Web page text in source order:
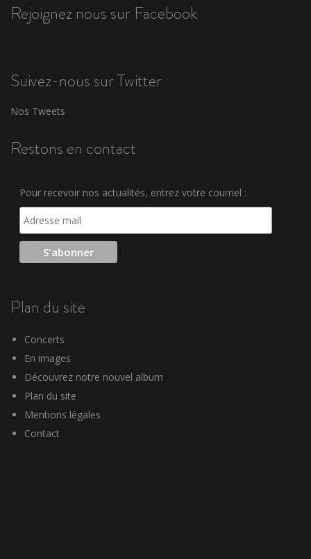
Rejoignez nous sur Facebook
Suivez-nous sur Twitter
Nos Tweets
Restons en contact
Pour recevoir nos actualités, entrez votre courriel :
Plan du site
Concerts
En images
Découvrez notre nouvel album
Plan du site
Mentions légales
Contact